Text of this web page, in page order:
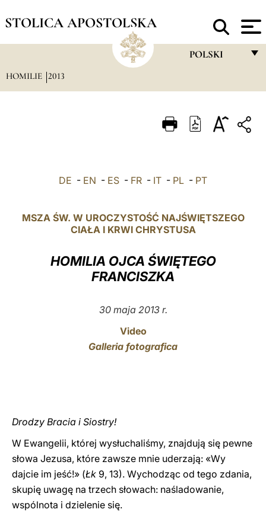
STOLICA APOSTOLSKA
POLSKI
ITALIANO
POLSKI
中文
HOMILIE 2013
DE - EN - ES - FR - IT - PL - PT
MSZA ŚW. W UROCZYSTOŚĆ NAJŚWIĘTSZEGO
CIAŁA I KRWI CHRYSTUSA
HOMILIA OJCA ŚWIĘTEGO
FRANCISZKA
30 maja 2013 r.
Video
Galleria fotografica
Drodzy Bracia i Siostry!
W Ewangelii, której wysłuchaliśmy, znajdują się pewne
słowa Jezusa, które zawsze mnie uderzają: «Wy
dajcie im jeść!» (Łk 9, 13). Wychodząc od tego zdania,
skupię uwagę na trzech słowach: naśladowanie,
wspólnota i dzielenie się.